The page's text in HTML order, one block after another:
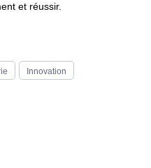
et réussir.
Innovation